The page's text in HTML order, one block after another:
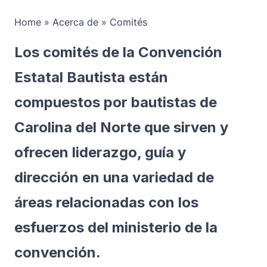
Home » Acerca de » Comités
Los comités de la Convención
Estatal Bautista están
compuestos por bautistas de
Carolina del Norte que sirven y
ofrecen liderazgo, guía y
dirección en una variedad de
áreas relacionadas con los
esfuerzos del ministerio de la
convención.